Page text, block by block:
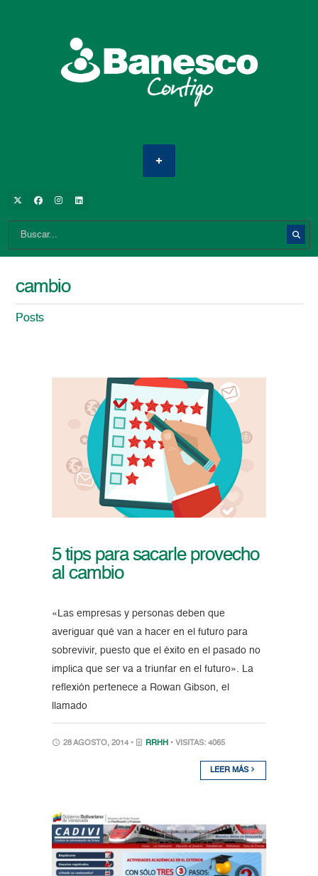
cambio
Posts
5 tips para sacarle provecho
al cambio
«Las empresas y personas deben que
averiguar qué van a hacer en el futuro para
sobrevivir, puesto que el éxito en el pasado no
implica que ser va a triunfar en el futuro». La
reflexión pertenece a Rowan Gibson, el
llamado
28 AGOSTO, 2014 • RRHH • VISITAS: 4065
LEER MÁS